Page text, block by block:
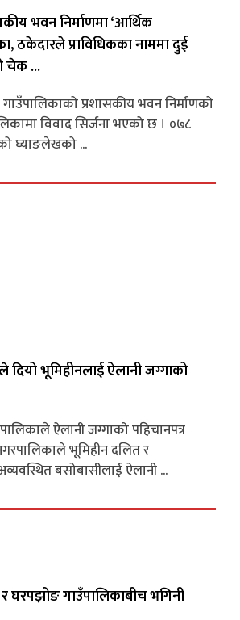
भवन निर्माणमा ‘आर्थिक
प्राविधिकका नाममा दुई
चेक ...
प्रशासकीय भवन निर्माणको
विवाद सिर्जना भएको छ । ०७८
घ्याङलेखको ...
दियो भूमिहीनलाई ऐलानी जग्गाको
ऐलानी जग्गाको पहिचानपत्र
भूमिहीन दलित र
बसोबासीलाई ऐलानी ...
घरपझोङ गाउँपालिकाबीच भगिनी